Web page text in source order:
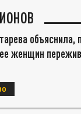
объяснила,
женщин